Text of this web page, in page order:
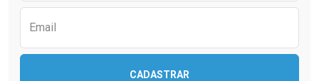
Email
CADASTRAR